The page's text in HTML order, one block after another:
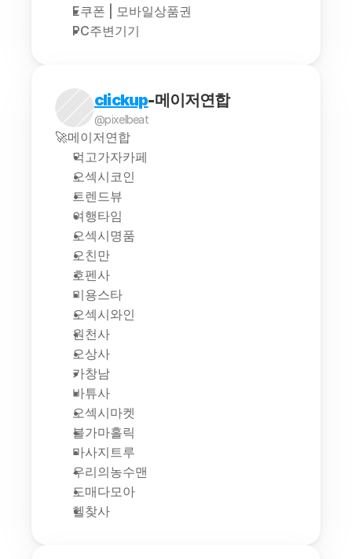
E쿠폰 | 모바일상품권
PC주변기기
clickup-메이저연합
@pixelbeat
🚀메이저연합
먹고가자카페
오섹시코인
트렌드뷰
여행타임
오섹시명품
오친만
호펜사
미용스타
오섹시와인
원천사
오상사
카창남
바튜사
오섹시마켓
불가마홀릭
마사지트루
우리의농수맨
도매다모아
헬찾사